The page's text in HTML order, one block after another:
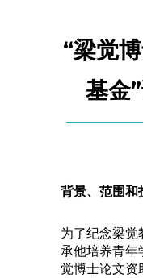
“梁觉
基金
背景、范围和
为了纪念梁觉
承他培养青年
觉博士论文资